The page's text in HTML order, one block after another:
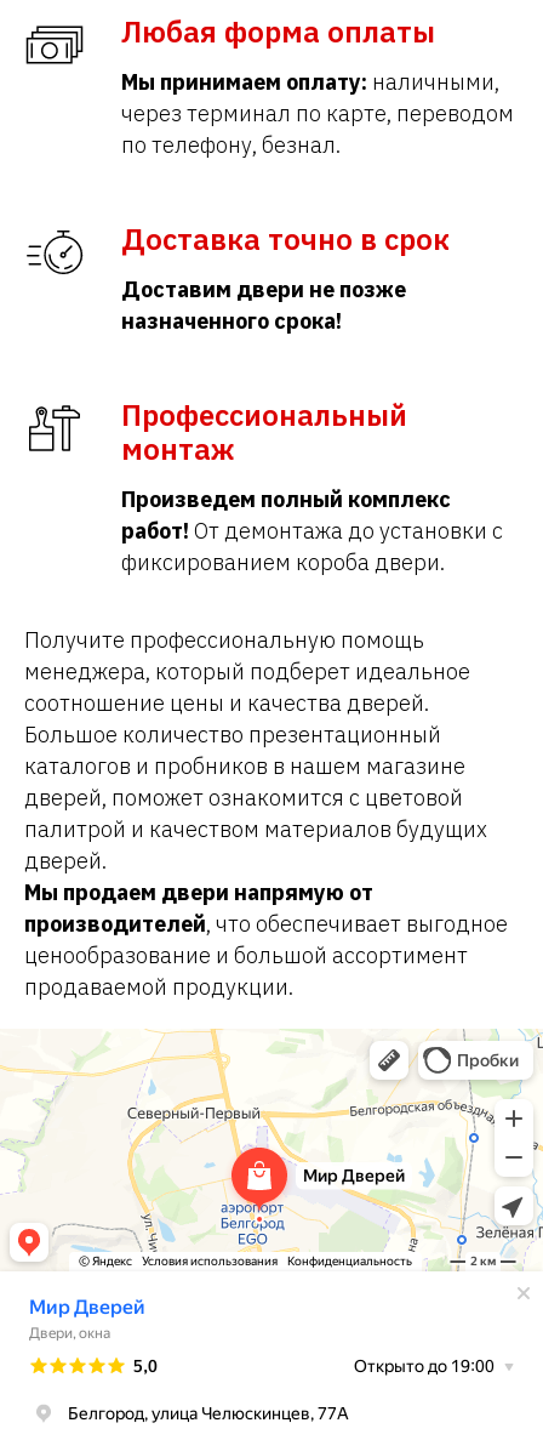
Любая форма оплаты
Мы принимаем оплату: наличными,
через терминал по карте, переводом
по телефону, безнал.
Доставка точно в срок
Доставим двери не позже
назначенного срока!
Профессиональный
монтаж
Произведем полный комплекс
работ! От демонтажа до установки с
фиксированием короба двери.
Получите профессиональную помощь
менеджера, который подберет идеальное
соотношение цены и качества дверей.
Большое количество презентационный
каталогов и пробников в нашем магазине
дверей, поможет ознакомится с цветовой
палитрой и качеством материалов будущих
дверей.
Мы продаем двери напрямую от
производителей, что обеспечивает выгодное
ценообразование и большой ассортимент
продаваемой продукции.